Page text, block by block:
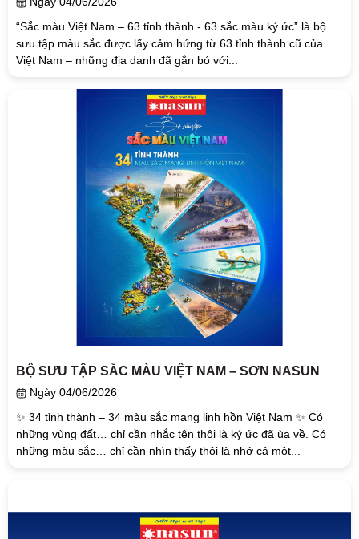
“Sắc màu Việt Nam – 63 tỉnh thành - 63 sắc màu ký ức” là bộ
sưu tập màu sắc được lấy cảm hứng từ 63 tỉnh thành cũ của
Việt Nam – những địa danh đã gắn bó với...
BỘ SƯU TẬP SẮC MÀU VIỆT NAM – SƠN NASUN
Ngày 04/06/2026
✨ 34 tỉnh thành – 34 màu sắc mang linh hồn Việt Nam ✨ Có
những vùng đất… chỉ cần nhắc tên thôi là ký ức đã ùa về. Có
những màu sắc… chỉ cần nhìn thấy thôi là nhớ cả một...